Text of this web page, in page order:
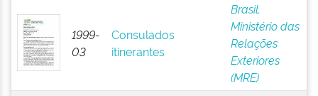
1999-
03
Consulados
itinerantes
Brasil.
Ministério das
Relações
Exteriores
(MRE)